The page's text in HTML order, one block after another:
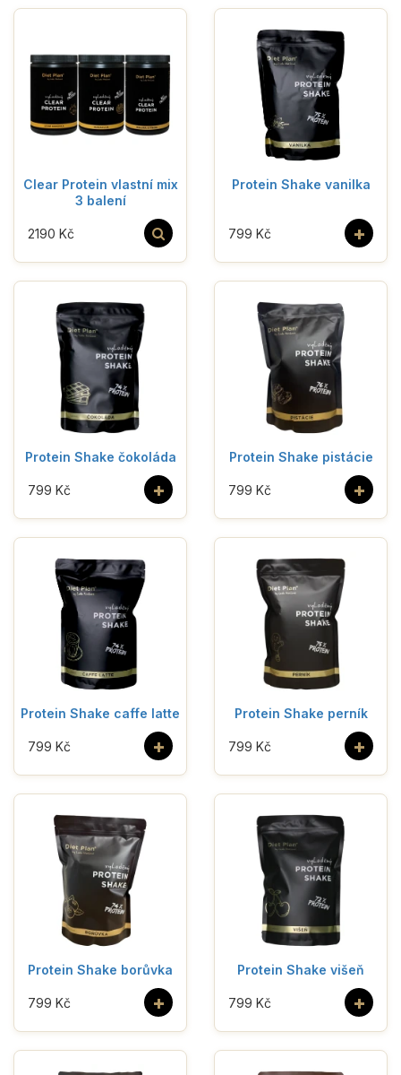
Clear Protein vlastní mix
3 balení
2190 Kč
Protein Shake vanilka
+
799 Kč
Protein Shake čokoláda
+
799 Kč
Protein Shake pistácie
+
799 Kč
Protein Shake caffe latte
+
799 Kč
Protein Shake perník
+
799 Kč
Protein Shake borůvka
+
799 Kč
Protein Shake višeň
+
799 Kč